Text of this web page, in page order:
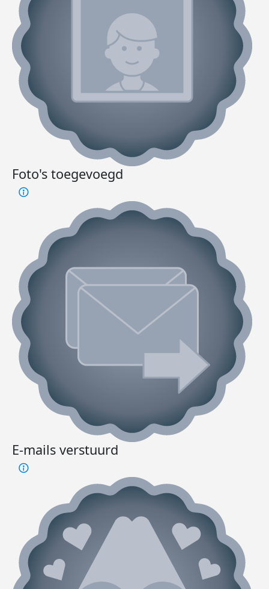
Foto's toegevoegd
E-mails verstuurd